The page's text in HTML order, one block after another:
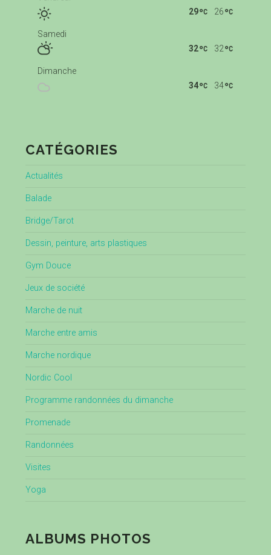
26
29
Samedi
32
32
Dimanche
34
34
CATÉGORIES
Actualités
Balade
Bridge/Tarot
Dessin, peinture, arts plastiques
Gym Douce
Jeux de société
Marche de nuit
Marche entre amis
Marche nordique
Nordic Cool
Programme randonnées du dimanche
Promenade
Randonnées
Visites
Yoga
ALBUMS PHOTOS